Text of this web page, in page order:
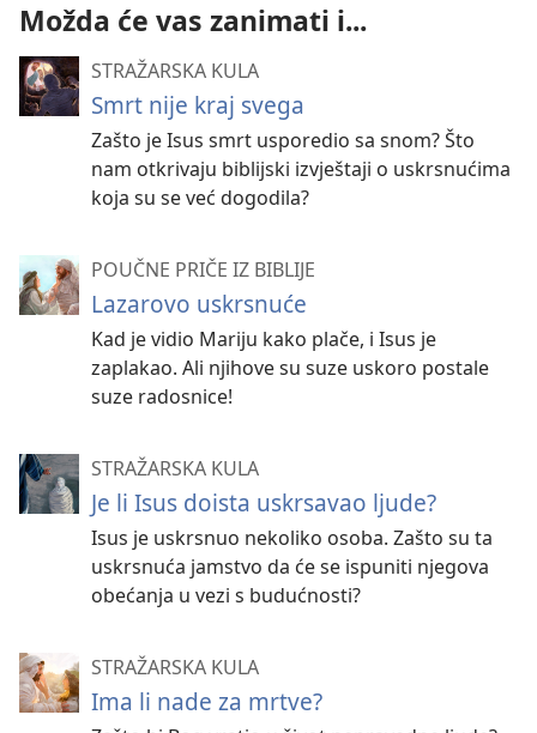
Možda će vas zanimati i...
STRAŽARSKA KULA
Smrt nije kraj svega
Zašto je Isus smrt usporedio sa snom? Što
nam otkrivaju biblijski izvještaji o uskrsnućima
koja su se već dogodila?
POUČNE PRIČE IZ BIBLIJE
Lazarovo uskrsnuće
Kad je vidio Mariju kako plače, i Isus je
zaplakao. Ali njihove su suze uskoro postale
suze radosnice!
STRAŽARSKA KULA
Je li Isus doista uskrsavao ljude?
Isus je uskrsnuo nekoliko osoba. Zašto su ta
uskrsnuća jamstvo da će se ispuniti njegova
obećanja u vezi s budućnosti?
STRAŽARSKA KULA
Ima li nade za mrtve?